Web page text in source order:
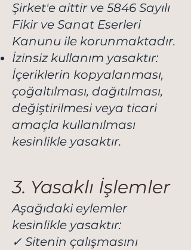
Şirket'e aittir ve 5846 Sayılı
Fikir ve Sanat Eserleri
Kanunu ile korunmaktadır.
İzinsiz kullanım yasaktır:
İçeriklerin kopyalanması,
çoğaltılması, dağıtılması,
değiştirilmesi veya ticari
amaçla kullanılması
kesinlikle yasaktır.
3. Yasaklı İşlemler
Aşağıdaki eylemler
kesinlikle yasaktır:
✓ Sitenin çalışmasını